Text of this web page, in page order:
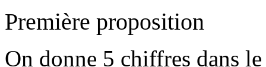
Première proposition
On donne 5 chiffres dans